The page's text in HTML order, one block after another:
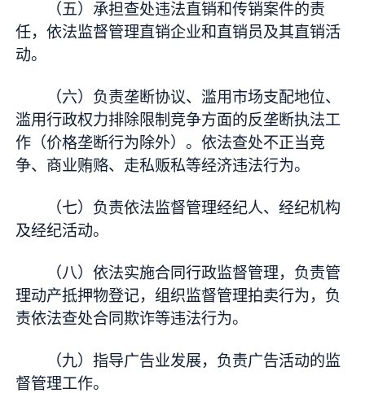
（五）承担查处违法直销和传销案件的责
任，依法监督管理直销企业和直销员及其直销活
动。
（六）负责垄断协议、滥用市场支配地位、
滥用行政权力排除限制竞争方面的反垄断执法工
作（价格垄断行为除外）。依法查处不正当竞
争、商业贿赂、走私贩私等经济违法行为。
（七）负责依法监督管理经纪人、经纪机构
及经纪活动。
（八）依法实施合同行政监督管理，负责管
理动产抵押物登记，组织监督管理拍卖行为，负
责依法查处合同欺诈等违法行为。
（九）指导广告业发展，负责广告活动的监
督管理工作。